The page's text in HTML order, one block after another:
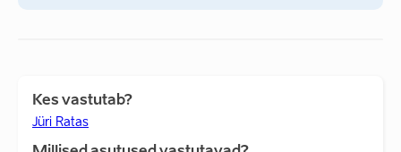
Kes vastutab?
Jüri Ratas